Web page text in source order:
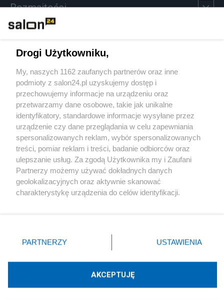
Rozmaitości
Sport
Społeczeństwo
Kultura
X Facebook Instagram Youtube
Technologię dostarcza:W3media.pl
Drogi Użytkowniku,
My, naszych 1162 zaufanych partnerów oraz inne
podmioty z salon24.pl uzyskujemy dostęp i
przechowujemy informacje na urządzeniu oraz
przetwarzamy dane osobowe, takie jak unikalne
identyfikatory, standardowe informacje wysyłane przez
urządzenie czy dane przeglądania w celu zapewniania
spersonalizowanych reklam, wybór spersonalizowanych
treści, pomiar reklam i treści, badanie odbiorców oraz
ulepszanie usług. Za zgodą Użytkownika my i Zaufani
Partnerzy możemy używać dokładnych danych
geolokalizacyjnych oraz aktywnie skanować
charakterystykę urządzenia do celów identyfikacji.
zmienić/wycofać klikając przycisk ustawień prywatności
znajdujący się w lewym dolnym rogu strony
rodzaje przetwarzania danych nie wymagają zgody
użytkownika, ale masz prawo sprzeciwić się takiemu
przetwarzaniu. Preferencje będą miały zastosowania tylko
PARTNERZY USTAWIENIA
AKCEPTUJĘ